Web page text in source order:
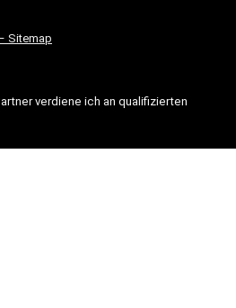
Sitemap
verdiene ich an qualifizierten